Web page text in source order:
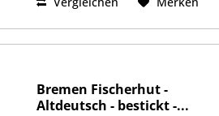
Bremen Fischerhut -
Altdeutsch - bestickt -...